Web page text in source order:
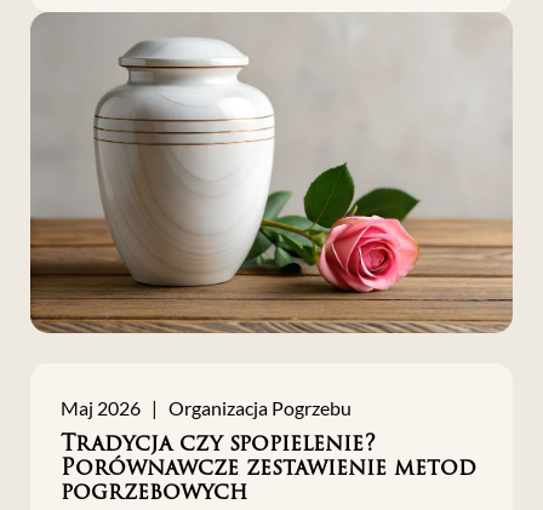
Maj 2026 | Organizacja Pogrzebu
Tradycja czy spopielenie?
Porównawcze zestawienie metod
pogrzebowych